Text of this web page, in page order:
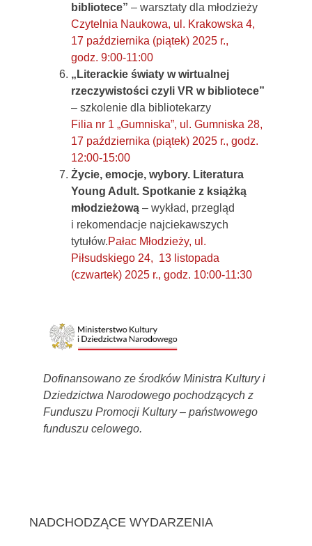
bibliotece” – warsztaty dla młodzieży
Czytelnia Naukowa, ul. Krakowska 4,
17 października (piątek) 2025 r.,
godz. 9:00-11:00
„Literackie światy w wirtualnej
rzeczywistości czyli VR w bibliotece”
– szkolenie dla bibliotekarzy
Filia nr 1 „Gumniska”, ul. Gumniska 28,
17 października (piątek) 2025 r., godz.
12:00-15:00
Życie, emocje, wybory. Literatura
Young Adult. Spotkanie z książką
młodzieżową – wykład, przegląd
i rekomendacje najciekawszych
tytułów.Pałac Młodzieży, ul.
Piłsudskiego 24, 13 listopada
(czwartek) 2025 r., godz. 10:00-11:30
Dofinansowano ze środków Ministra Kultury i
Dziedzictwa Narodowego pochodzących z
Funduszu Promocji Kultury – państwowego
funduszu celowego.
NADCHODZĄCE WYDARZENIA